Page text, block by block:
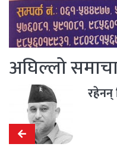
अघिल्लो
रहेनन्